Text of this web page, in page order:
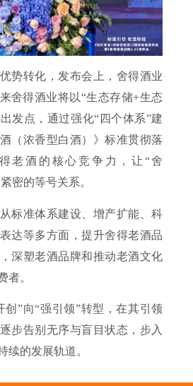
势转化，发布会上，舍得酒业
舍得酒业将以“生态存储+生态
发点，通过强化“四个体系”建
（浓香型白酒）》标准贯彻落
老酒的核心竞争力，让“舍
密的等号关系。
标准体系建设、增产扩能、科
达等多方面，提升舍得老酒品
深塑老酒品牌和推动老酒文化
者。
创”向“强引领”转型，在其引领
步告别无序与盲目状态，步入
续的发展轨道。